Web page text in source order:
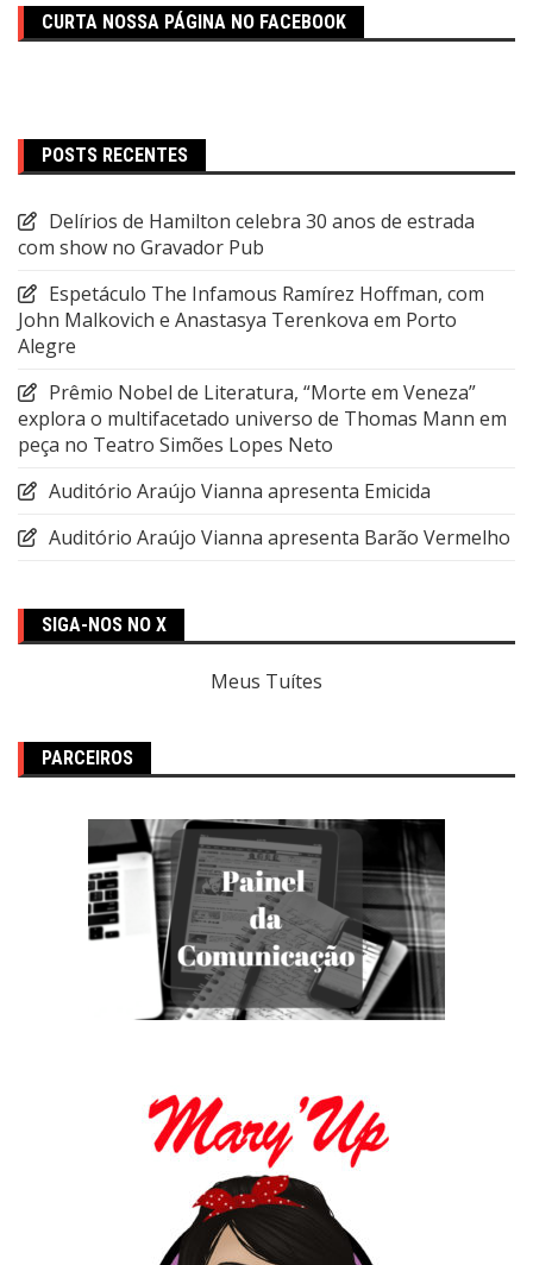
CURTA NOSSA PÁGINA NO FACEBOOK
POSTS RECENTES
Delírios de Hamilton celebra 30 anos de estrada
com show no Gravador Pub
Espetáculo The Infamous Ramírez Hoffman, com
John Malkovich e Anastasya Terenkova em Porto
Alegre
Prêmio Nobel de Literatura, “Morte em Veneza”
explora o multifacetado universo de Thomas Mann em
peça no Teatro Simões Lopes Neto
Auditório Araújo Vianna apresenta Emicida
Auditório Araújo Vianna apresenta Barão Vermelho
SIGA-NOS NO X
Meus Tuítes
PARCEIROS